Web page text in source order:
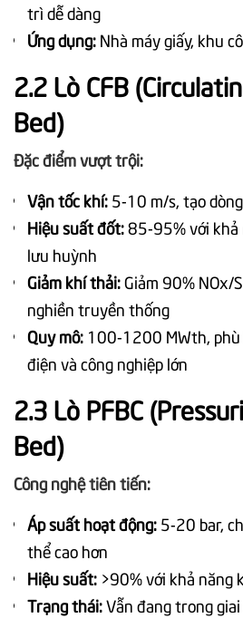
trì dễ dàng
Ứng dụng: Nhà máy giấy, khu
2.2 Lò CFB
Bed)
Đặc điểm vượt trội:
Vận tốc khí: 5-10 m/s, tạo
Hiệu suất đốt:85-95% với
lưu huỳnh
Giảm khí thải:Giảm 90% NOx/
nghiền truyền thống
Quy mô: 100-1200 MWth, phù
điện và công nghiệp lớn
2.3 Lò PFBC
Bed)
Công nghệ tiên tiến:
Áp suất hoạt động: 5-20 bar,
thể cao hơn
Hiệu suất: >90% với khả năng
Trạng thái:Vẫn đang trong